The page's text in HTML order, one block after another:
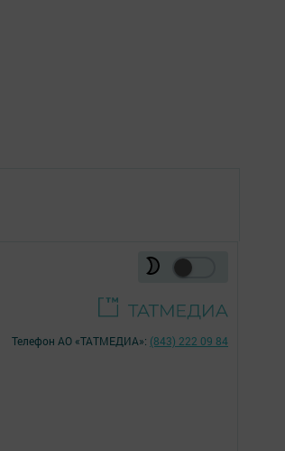
Телефон АО «ТАТМЕДИА»: (843) 222 09 84